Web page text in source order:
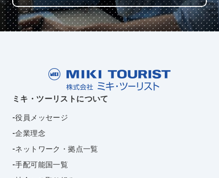
ミキ・ツーリストについて
役員メッセージ
企業理念
ネットワーク・拠点一覧
手配可能国一覧